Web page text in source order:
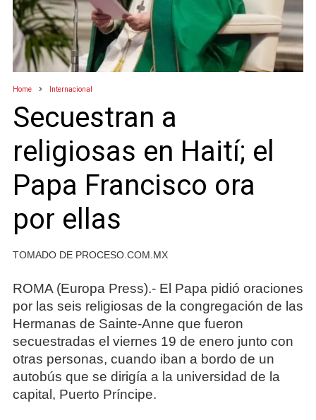
Home Internacional
Secuestran a
religiosas en Haití; el
Papa Francisco ora
por ellas
TOMADO DE PROCESO.COM.MX
ROMA (Europa Press).- El Papa pidió oraciones
por las seis religiosas de la congregación de las
Hermanas de Sainte-Anne que fueron
secuestradas el viernes 19 de enero junto con
otras personas, cuando iban a bordo de un
autobús que se dirigía a la universidad de la
capital, Puerto Príncipe.